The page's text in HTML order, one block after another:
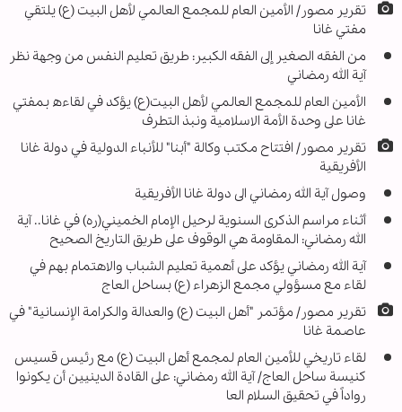
تقرير مصور/ الأمين العام للمجمع العالمي لأهل البيت (ع) يلتقي
مفتي غانا
من الفقه الصغیر إلى الفقه الكبیر: طريق تعليم النفس من وجهة نظر
آية الله رمضاني
الأمين العام للمجمع العالمي لأهل البيت(ع) يؤكد في لقاءه بمفتي
غانا على وحدة الأمة الاسلامية ونبذ التطرف
تقرير مصور/ افتتاح مكتب وكالة "أبنا" للأنباء الدولية في دولة غانا
الأفريقية
وصول آية الله رمضاني الى دولة غانا الأفريقية
أثناء مراسم الذكرى السنوية لرحيل الإمام الخميني(ره) في غانا.. آية
الله رمضاني: المقاومة هي الوقوف على طريق التاريخ الصحيح
آية الله رمضاني يؤكد على أهمية تعليم الشباب والاهتمام بهم في
لقاء مع مسؤولي مجمع الزهراء (ع) بساحل العاج
تقرير مصور/ مؤتمر "أهل البيت (ع) والعدالة والكرامة الإنسانية" في
عاصمة غانا
لقاء تاريخي للأمين العام لمجمع أهل البيت (ع) مع رئيس قسيس
كنيسة ساحل العاج/ آية الله رمضاني: على القادة الدينيين أن يكونوا
رواداً في تحقيق السلام العا